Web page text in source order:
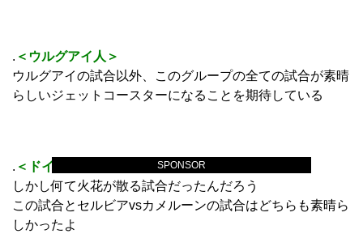
SPONSOR
. ＜ウルグアイ人＞
ウルグアイの試合以外、このグループの全ての試合が素晴
らしいジェットコースターになることを期待している
. ＜ドイツ人＞
しかし何て火花が散る試合だったんだろう
この試合とセルビアvsカメルーンの試合はどちらも素晴ら
しかったよ